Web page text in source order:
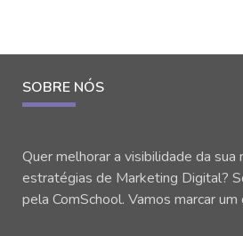
SOBRE NÓS
Quer melhorar a visibilidade da sua
estratégias de Marketing Digital?
pela ComSchool. Vamos marcar um